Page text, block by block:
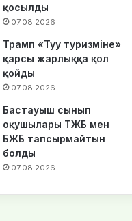
қосылды
07.08.2026
Трамп «Туу туризміне»
қарсы жарлыққа қол
қойды
07.08.2026
Бастауыш сынып
оқушылары ТЖБ мен
БЖБ тапсырмайтын
болды
07.08.2026